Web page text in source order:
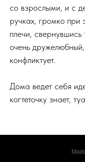
со взрослыми, и с
ручках, громко при
плечи,
очень
конфликтует.
Дома ведет себя
когтеточку знает,